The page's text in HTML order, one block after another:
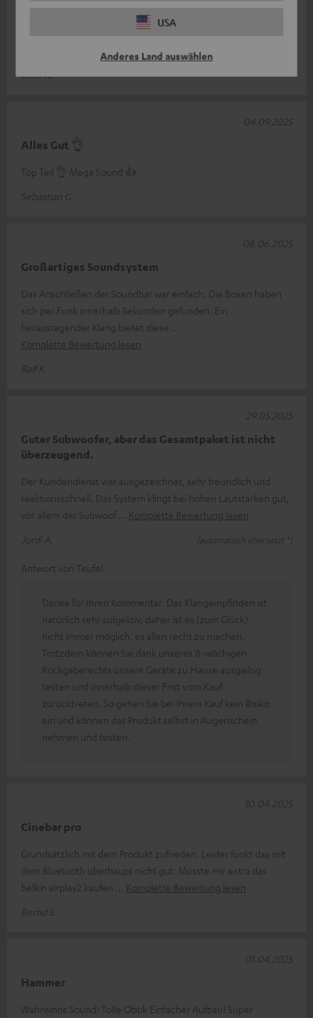
USA
Anderes Land auswählen
Ich wollte mir zu Hause ohne übermäßigen Aufwand ein
Heimkino einrichten und habe mich für dieses Set entschieden
und es noch keine Sekunde
Komplette Bewertung lesen
Boris N.
Alles Gut 👌
Top Teil 👌 Mega Sound 👍
Sebastian G.
04.09.2025
Großartiges Soundsystem
Das Anschließen der Soundbar war einfach. Die Boxen haben
sich per Funk innerhalb Sekunden gefunden. Ein
herausragender Klang bietet diese
Komplette Bewertung lesen
Ralf K.
08.06.2025
Guter Subwoofer, aber das Gesamtpaket ist nicht
überzeugend.
Der Kundendienst war ausgezeichnet, sehr freundlich und
reaktionsschnell. Das System klingt bei hohen Lautstärken gut,
vor allem der Subwoof
Komplette Bewertung lesen
Jordi A.
(automatisch übersetzt *)
29.05.2025
Antwort von Teufel:
Danke für Ihren Kommentar. Das Klangempfinden ist
natürlich sehr subjektiv, daher ist es (zum Glück)
nicht immer möglich, es allen recht zu machen.
Trotzdem können Sie dank unseres 8-wöchigen
Rückgaberechts unsere Geräte zu Hause ausgiebig
testen und innerhalb dieser Frist vom Kauf
zurücktreten. So gehen Sie bei Ihrem Kauf kein Risiko
ein und können das Produkt selbst in Augenschein
nehmen und testen.
Cinebar pro
Grundsätzlich mit dem Produkt zufrieden. Leider funkt das mit
dem Bluetooth überhaupt nicht gut. Musste mir extra das
belkin airplay2 kaufen
Komplette Bewertung lesen
Bernd S.
30.04.2025
Hammer
Wahnsinns Sound! Tolle Obtik Einfacher Aufbau! Super
01.04.2025